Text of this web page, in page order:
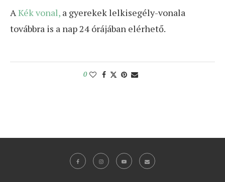
AKék vonal, a gyerekek lelkisegély-vonala
továbbra is a nap 24 órájában elérhető.
0